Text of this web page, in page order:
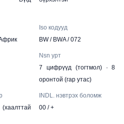
Iso кодууд
BW / BWA / 072
Nsn урт
7 цифрүүд (тогтмол) · 8
оронтой (гар утас)
INDL. нэвтрэх боломж
00 / +